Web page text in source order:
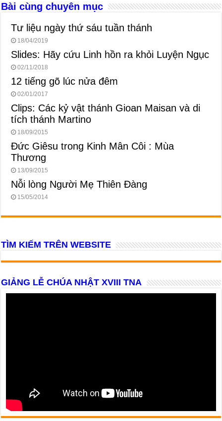
o
k
er p
Bài cùng chuyên mục
Tư liệu ngày thứ sáu tuần thánh
18/04/2019
Slides: Hãy cứu Linh hồn ra khỏi Luyện Ngục
02/11/2018
12 tiếng gõ lúc nửa đêm
02/01/2017
Clips: Các kỷ vật thánh Gioan Maisan và di
tích thánh Martino
18/09/2015
Đức Giêsu trong Kinh Mân Côi : Mùa
Thương
13/09/2015
Nỗi lòng Người Mẹ Thiên Đàng
15/05/2014
TÌM KIẾM TRÊN WEBSITE
GIẢNG LỄ CHÚA NHẬT XVIII TNA